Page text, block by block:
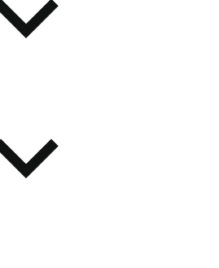
проспект Ленина, д. 95